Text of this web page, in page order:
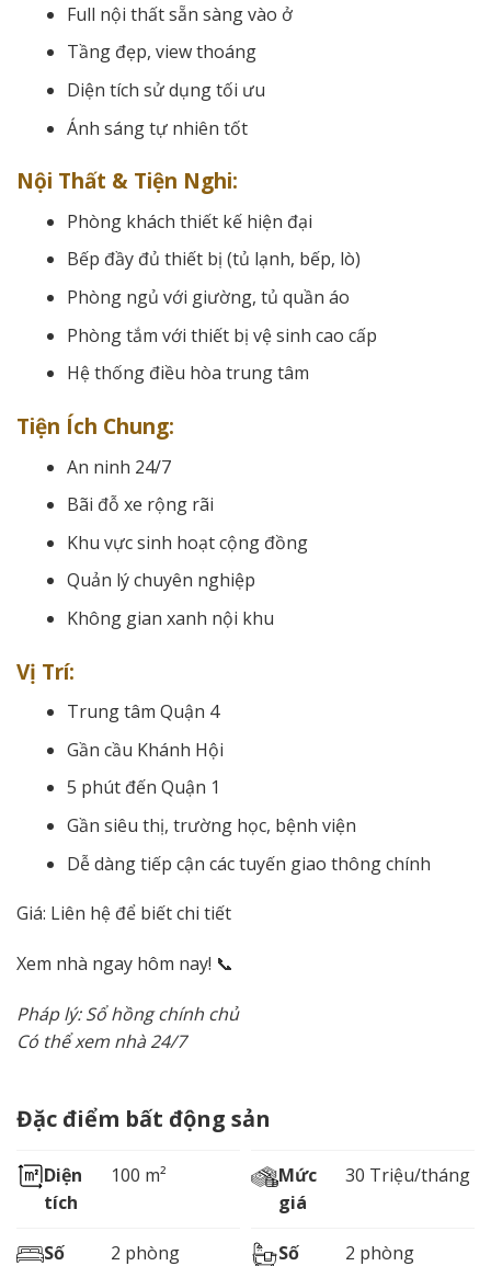
Full nội thất sẵn sàng vào ở
Tầng đẹp, view thoáng
Diện tích sử dụng tối ưu
Ánh sáng tự nhiên tốt
Nội Thất & Tiện Nghi:
Phòng khách thiết kế hiện đại
Bếp đầy đủ thiết bị (tủ lạnh, bếp, lò)
Phòng ngủ với giường, tủ quần áo
Phòng tắm với thiết bị vệ sinh cao cấp
Hệ thống điều hòa trung tâm
Tiện Ích Chung:
An ninh 24/7
Bãi đỗ xe rộng rãi
Khu vực sinh hoạt cộng đồng
Quản lý chuyên nghiệp
Không gian xanh nội khu
Vị Trí:
Trung tâm Quận 4
Gần cầu Khánh Hội
5 phút đến Quận 1
Gần siêu thị, trường học, bệnh viện
Dễ dàng tiếp cận các tuyến giao thông chính
Giá: Liên hệ để biết chi tiết
Xem nhà ngay hôm nay! 📞
Pháp lý: Sổ hồng chính chủ
Có thể xem nhà 24/7
Đặc điểm bất động sản
Diện
tích
100 m²
Mức
giá
30 Triệu/tháng
Số
2 phòng
Số
2 phòng